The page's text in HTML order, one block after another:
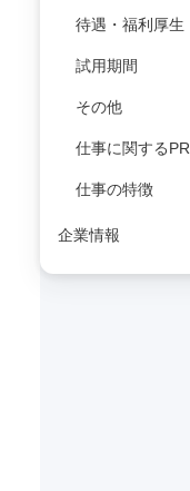
待遇・福利厚生
試用期間
その他
仕事に関するPR
仕事の特徴
企業情報